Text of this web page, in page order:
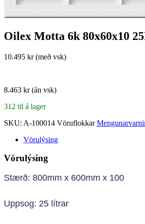
Oilex Motta 6k 80x60x10
10.495 kr (með vsk)
8.463 kr (án vsk)
312 til á lager
SKU: A-100014 Vöruflokkar
Vörulýsing
Vörulýsing
Stærð: 800mm x 600mm x 100
Uppsog: 25 lítrar